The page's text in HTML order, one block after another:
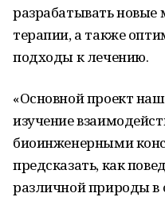
разрабатывать
терапии, а также
подходы к лечению.
«Основной проект
изучение
биоинженерными
предсказать, как
различной природы в